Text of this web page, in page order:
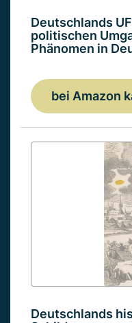
Deutschlands
politischen
Phänomen in
bei Amazon
Deutschlands